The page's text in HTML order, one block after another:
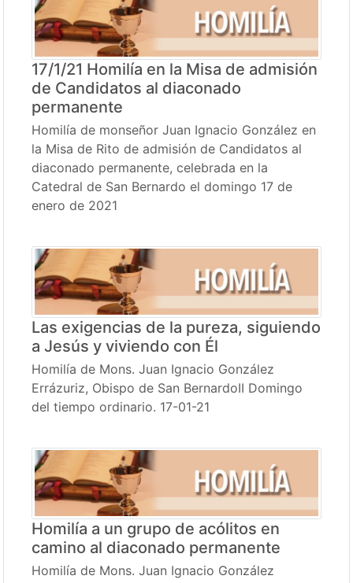
17/1/21 Homilía en la Misa de admisión
de Candidatos al diaconado
permanente
Homilía de monseñor Juan Ignacio González en
la Misa de Rito de admisión de Candidatos al
diaconado permanente, celebrada en la
Catedral de San Bernardo el domingo 17 de
enero de 2021
Las exigencias de la pureza, siguiendo
a Jesús y viviendo con Él
Homilía de Mons. Juan Ignacio González
Errázuriz, Obispo de San BernardoII Domingo
del tiempo ordinario. 17-01-21
Homilía a un grupo de acólitos en
camino al diaconado permanente
Homilía de Mons. Juan Ignacio González